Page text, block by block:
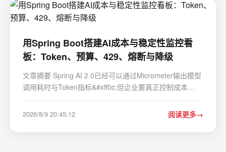
用Spring Boot搭建AI成本与稳定性监控看
板：Token、预算、429、熔断与降级
文章摘要 Spring AI 2.0已经可以通过Micrometer输出模型
调用耗时与Token指标&#xff0c;但企业要真正控制成本
试、Tool Calling和降级事件统一起来。本文实现一个轻量
级AI成本与稳定性监控服务&#xff1a;从ChatRespo…
2026/8/9 20:45:12 阅读更多